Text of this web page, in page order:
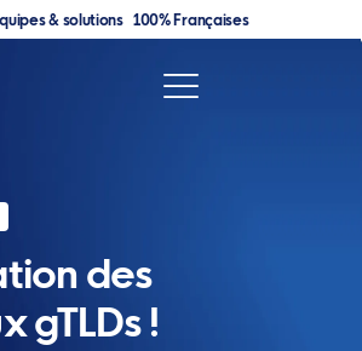
& solutions 100% Françaises
des
gTLDs !